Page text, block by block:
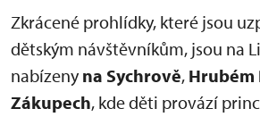
Zkrácené prohlídky, které jsou
dětským návštěvníkům, jsou na
nabízeny na Sychrově, Hrubém
Zákupech, kde děti provází